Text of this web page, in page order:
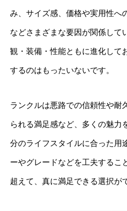
み、サイズ感、価格や実用性へ
などさまざまな要因が関係して
観・装備・性能ともに進化して
するのはもったいないです。
ランクルは悪路での信頼性や耐
られる満足感など、多くの魅力
分のライフスタイルに合った用
ーやグレードなどを工夫するこ
超えて、真に満足できる選択が